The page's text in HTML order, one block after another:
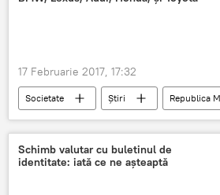
Moldovagaz
17 Februarie 2017, 17:32
Societate Știri
Republica
Chișinău
Sputnik
Poliția
Toyota
hoț HONDA
Audi
Lexus Renault
Schimb valutar cu buletinul de
identitate: iată ce ne așteaptă